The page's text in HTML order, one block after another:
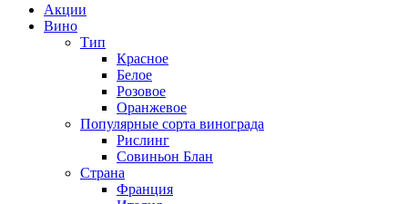
Акции
Вино
Тип
Красное
Белое
Розовое
Оранжевое
Популярные сорта винограда
Рислинг
Совиньон Блан
Страна
Франция